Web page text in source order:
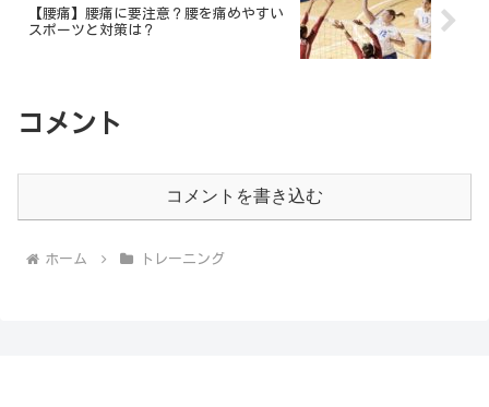
【腰痛】腰痛に要注意？腰を痛めやすい
スポーツと対策は？
コメント
コメントを書き込む
ホーム トレーニング